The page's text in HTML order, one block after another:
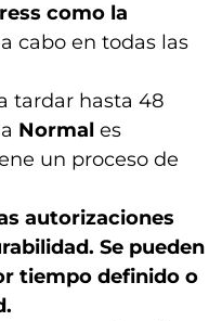
como la
cabo en todas las
tardar hasta 48
Normal es
un proceso de
autorizaciones
Se pueden
tiempo definido o